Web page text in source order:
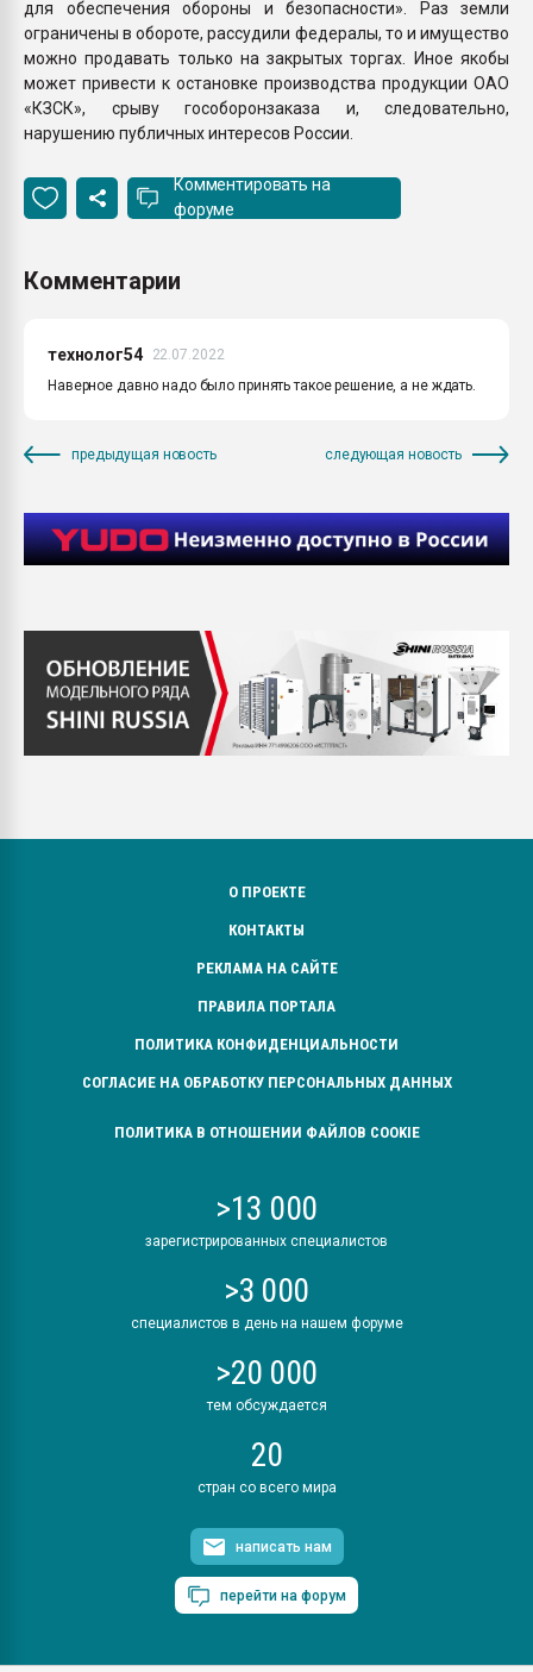
для обеспечения обороны и безопасности». Раз земли
ограничены в обороте, рассудили федералы, то и имущество
можно продавать только на закрытых торгах. Иное якобы
может привести к остановке производства продукции ОАО
«КЗСК», срыву гособоронзаказа и, следовательно,
нарушению публичных интересов России.
Комментировать на
форуме
Комментарии
технолог54
22.07.2022
Наверное давно надо было принять такое решение, а не ждать.
предыдущая новость следующая новость
О ПРОЕКТЕ
КОНТАКТЫ
РЕКЛАМА НА САЙТЕ
ПРАВИЛА ПОРТАЛА
ПОЛИТИКА КОНФИДЕНЦИАЛЬНОСТИ
СОГЛАСИЕ НА ОБРАБОТКУ ПЕРСОНАЛЬНЫХ ДАННЫХ
ПОЛИТИКА В ОТНОШЕНИИ ФАЙЛОВ COOKIE
>13 000
зарегистрированных специалистов
>3 000
специалистов в день на нашем форуме
>20 000
тем обсуждается
20
стран со всего мира
написать нам
перейти на форум